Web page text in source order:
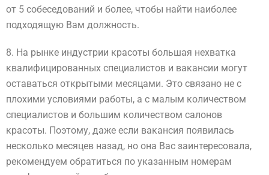
от 5 собеседований и более, чтобы найти наиболее
подходящую Вам должность.
8. На рынке индустрии красоты большая нехватка
квалифицированных специалистов и вакансии могут
оставаться открытыми месяцами. Это связано не с
плохими условиями работы, а с малым количеством
специалистов и большим количеством салонов
красоты. Поэтому, даже если вакансия появилась
несколько месяцев назад, но она Вас заинтересовала,
рекомендуем обратиться по указанным номерам